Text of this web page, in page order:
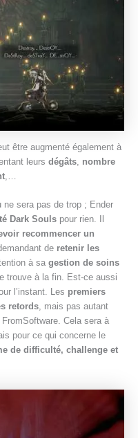
être augmenté également à
leurs dégâts nombre
sera pas de trop ; Ender
Dark Souls pour rien. Il
recommencer un
de retenir les
à sa gestion de soins
trouve à la fin. Est-ce aussi
l’instant. Les premiers
retords, mais pas autant
Cela sera à
pour ce qui concerne le
de difficulté, challenge et